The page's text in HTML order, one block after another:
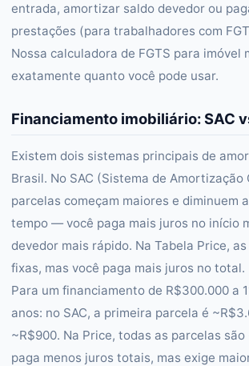
entrada, amortizar saldo devedor ou
prestações (para trabalhadores com
Nossa calculadora de FGTS para imóvel
exatamente quanto você pode usar.
Financiamento imobiliário: SAC
Existem dois sistemas principais de
Brasil. No SAC (Sistema de Amortização
parcelas começam maiores e diminuem
tempo — você paga mais juros no início
devedor mais rápido. Na Tabela Price,
fixas, mas você paga mais juros no total.
Para um financiamento de R$300.000 a
anos: no SAC, a primeira parcela é
~R$900. Na Price, todas as parcelas são
paga menos juros totais, mas exige